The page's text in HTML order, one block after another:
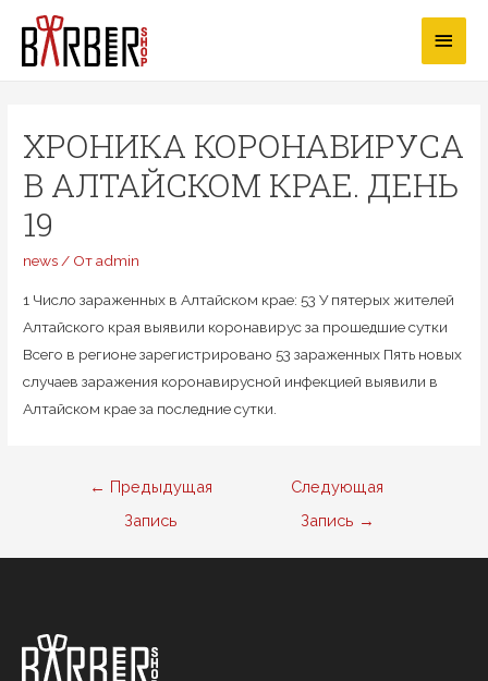
Перейти
содержимому
ХРОНИКА КОРОНАВИРУСА
В АЛТАЙСКОМ КРАЕ. ДЕНЬ
19
news/ Отadmin
1 Число зараженных в Алтайском крае: 53 У пятерых жителей
Алтайского края выявили коронавирус за прошедшие сутки
Всего в регионе зарегистрировано 53 зараженных Пять новых
случаев заражения коронавирусной инфекцией выявили в
Алтайском крае за последние сутки.
Навигация
← Предыдущая
Запись
Следующая
Запись →